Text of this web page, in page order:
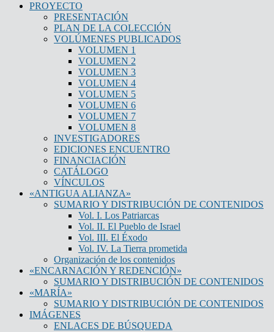
PROYECTO
PRESENTACIÓN
PLAN DE LA COLECCIÓN
VOLÚMENES PUBLICADOS
VOLUMEN 1
VOLUMEN 2
VOLUMEN 3
VOLUMEN 4
VOLUMEN 5
VOLUMEN 6
VOLUMEN 7
VOLUMEN 8
INVESTIGADORES
EDICIONES ENCUENTRO
FINANCIACIÓN
CATÁLOGO
VÍNCULOS
«ANTIGUA ALIANZA»
SUMARIO Y DISTRIBUCIÓN DE CONTENIDOS
Vol. I. Los Patriarcas
Vol. II. El Pueblo de Israel
Vol. III. El Éxodo
Vol. IV. La Tierra prometida
Organización de los contenidos
«ENCARNACIÓN Y REDENCIÓN»
SUMARIO Y DISTRIBUCIÓN DE CONTENIDOS
«MARÍA»
SUMARIO Y DISTRIBUCIÓN DE CONTENIDOS
IMÁGENES
ENLACES DE BÚSQUEDA